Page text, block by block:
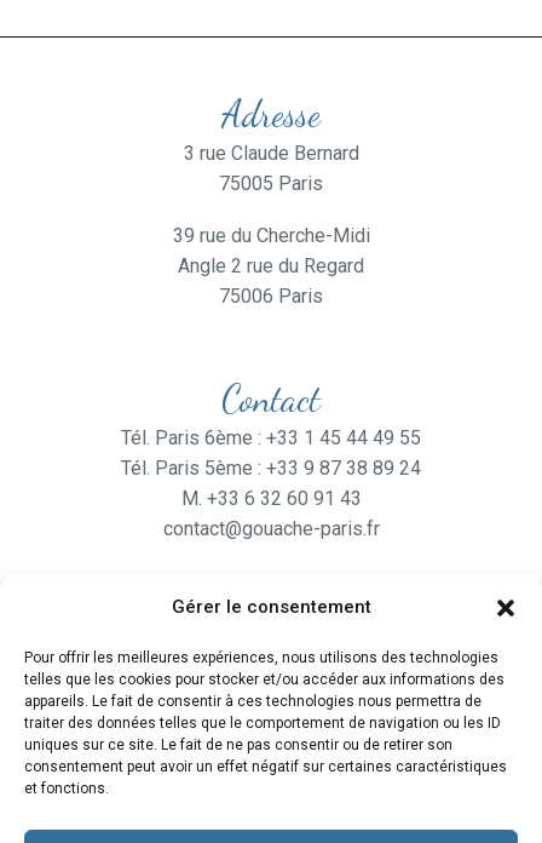
Gérer le consentement
Pour offrir les meilleures expériences, nous utilisons des technologies
telles que les cookies pour stocker et/ou accéder aux informations des
appareils. Le fait de consentir à ces technologies nous permettra de
traiter des données telles que le comportement de navigation ou les ID
uniques sur ce site. Le fait de ne pas consentir ou de retirer son
consentement peut avoir un effet négatif sur certaines caractéristiques
et fonctions.
Adresse
3 rue Claude Bernard
75005 Paris
39 rue du Cherche-Midi
Angle 2 rue du Regard
75006 Paris
Contact
Tél. Paris 6ème : +33 1 45 44 49 55
Tél. Paris 5ème : +33 9 87 38 89 24
M. +33 6 32 60 91 43
contact@gouache-paris.fr
Ouvertdu lundi au Vendredi
de 9H30 à 19H
et le Samedi de 10H à 19H